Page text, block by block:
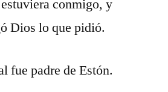
conmigo, y
Dios lo que pidió.
fue padre de Estón.